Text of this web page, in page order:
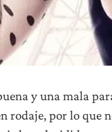
y una mala
rodaje, por lo que